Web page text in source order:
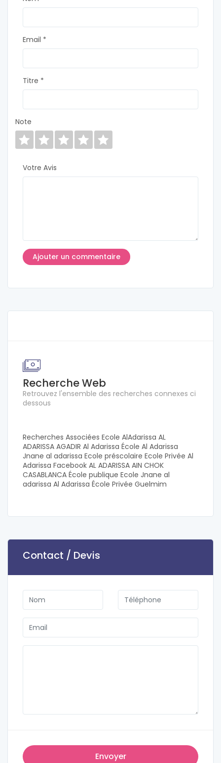
Email *
Titre *
Note
Votre Avis
Recherche Web
Retrouvez l'ensemble des recherches connexes ci
dessous
Recherches Associées Ecole AlAdarissa AL
ADARISSA AGADIR Al Adarissa École Al Adarissa
Jnane al adarissa Ecole préscolaire Ecole Privée Al
Adarissa Facebook AL ADARISSA AIN CHOK
CASABLANCA École publique Ecole Jnane al
adarissa Al Adarissa École Privée Guelmim
Contact / Devis
Envoyer